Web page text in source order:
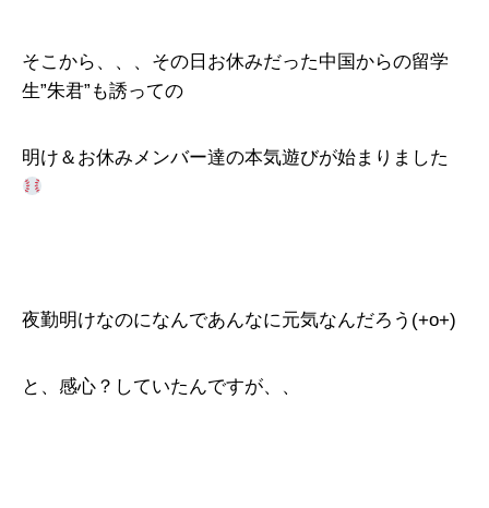
そこから、、、その日お休みだった中国からの留学
生”朱君”も誘っての
明け＆お休みメンバー達の本気遊びが始まりました
夜勤明けなのになんであんなに元気なんだろう(+o+)
と、感心？していたんですが、、